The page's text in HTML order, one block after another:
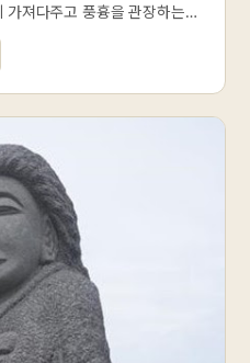
가져다주고 풍흉을 관장하는
이라고도 불린다. 겉으로는
는 불완전한 존재로 태어난
적 한계를 돌파하는 서사가